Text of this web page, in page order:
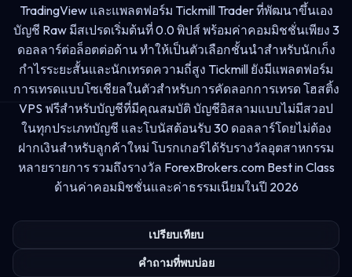
TradingView และแพลตฟอร์ม Tickmill Trader ที่พัฒนาขึ้นเอง
บัญชี Raw มีสเปรดเริ่มต้นที่ 0.0 พิปส์ พร้อมค่าคอมมิชชั่นเพียง 3
ดอลลาร์ต่อล็อตต่อด้าน ทำให้เป็นตัวเลือกชั้นนำสำหรับนักเก็ง
กำไรระยะสั้นและนักเทรดความถี่สูง Tickmill ยังมีแพลตฟอร์ม
การเทรดแบบโซเชียลในตัวสำหรับการคัดลอกการเทรด โฮสติ้ง
VPS ฟรีสำหรับบัญชีที่มีคุณสมบัติ บัญชีอิสลามแบบไม่มีสวอป
ในทุกประเภทบัญชี และโบนัสต้อนรับ 30 ดอลลาร์โดยไม่ต้อง
ฝากเงินสำหรับลูกค้าใหม่ โบรกเกอร์ได้รับรางวัลอุตสาหกรรม
หลายรายการ รวมถึงรางวัล ForexBrokers.com Best in Class
ด้านค่าคอมมิชชั่นและค่าธรรมเนียมในปี 2026
เปรียบเทียบ
คำถามที่พบบ่อย